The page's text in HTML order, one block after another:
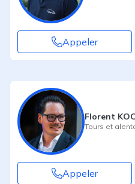
Appeler
Florent
Tours et
Appeler